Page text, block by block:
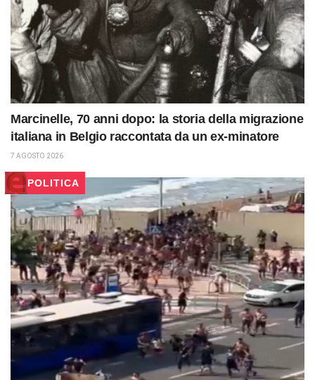
Marcinelle, 70 anni dopo: la storia della migrazione
italiana in Belgio raccontata da un ex-minatore
7 AGOSTO 2026
POLITICA